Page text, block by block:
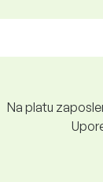
Na platu